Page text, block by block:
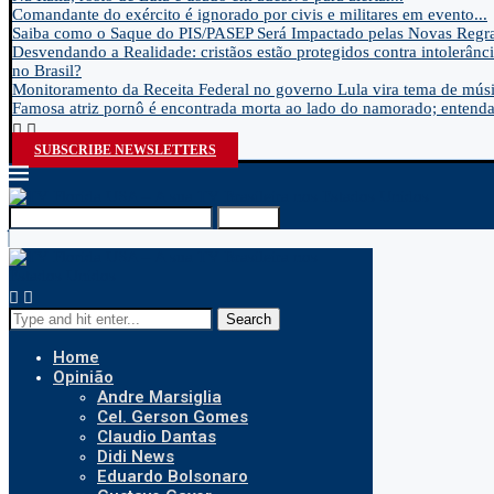
Comandante do exército é ignorado por civis e militares em evento...
Saiba como o Saque do PIS/PASEP Será Impactado pelas Novas
Desvendando a Realidade: cristãos estão protegidos contra
no Brasil?
Monitoramento da Receita Federal no governo Lula vira tema de
Famosa atriz pornô é encontrada morta ao lado do namorado;
SUBSCRIBE NEWSLETTERS
Search
Home
Opinião
Andre Marsiglia
Cel. Gerson Gomes
Claudio Dantas
Didi News
Eduardo Bolsonaro